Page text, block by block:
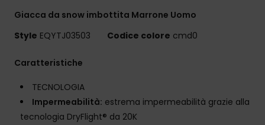
Giacca da snow imbottita Marrone Uomo
Style EQYTJ03503 Codice colore cmd0
Caratteristiche
TECNOLOGIA
Impermeabilità: estrema impermeabilità grazie alla
tecnologia DryFlight® da 20K